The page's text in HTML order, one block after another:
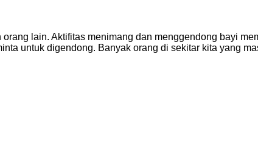
lain. Aktifitas menimang dan menggendong bayi
untuk digendong. Banyak orang di sekitar kita yang